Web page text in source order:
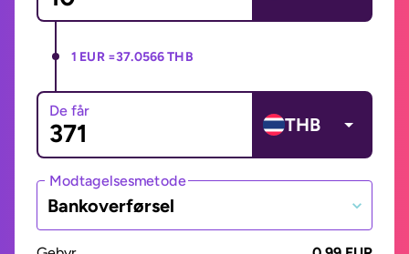
1 EUR =37.0566 THB
De får
THB
Modtagelsesmetode
Bankoverførsel